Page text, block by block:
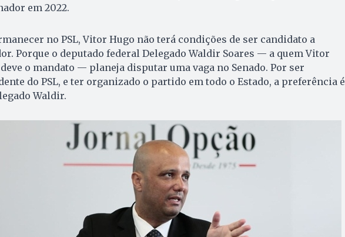
em 2022.
no PSL, Vitor Hugo não terá condições de ser candidato a
Porque o deputado federal Delegado Waldir Soares — a quem Vitor
o mandato — planeja disputar uma vaga no Senado. Por ser
do PSL, e ter organizado o partido em todo o Estado, a preferência é
Waldir.